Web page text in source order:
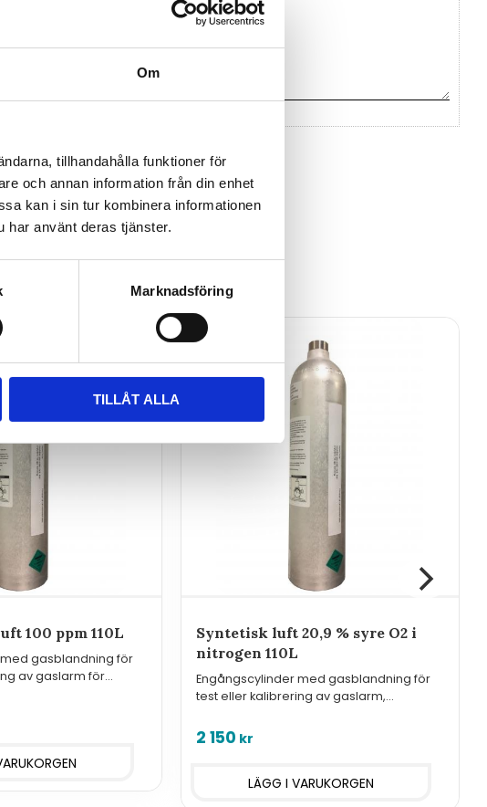
Om
tillhandahålla funktioner för
och annan information från din enhet
kan i sin tur kombinera informationen
har använt deras tjänster.
Marknadsföring
TILLÅT ALLA
att lämna ett omdöme.
100 ppm 110L
gasblandning för
av gaslarm för
Syntetisk luft 20,9 % syre O2 i
nitrogen 110L
Engångscylinder med gasblandning för
test eller kalibrering av gaslarm,
nollkalibrering av övriga.
2 150 kr